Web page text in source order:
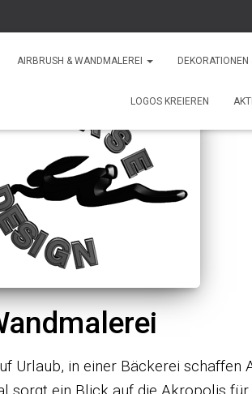
AIRBRUSH & WANDMALEREI
LOGOS KREIEREN
Urlaub, in einer Bäckerei